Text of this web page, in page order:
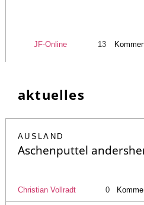
JF-Online 13
aktuelles
AUSLAND
Aschenputtel
Christian Vollradt 0